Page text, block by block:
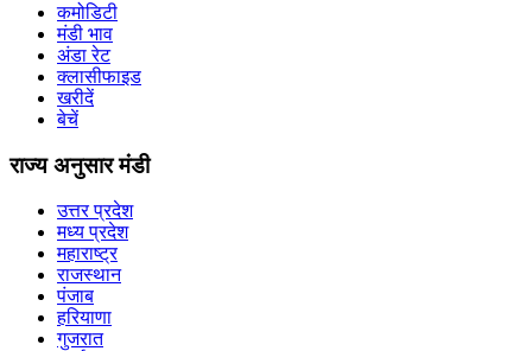
कमोडिटी
मंडी भाव
अंडा रेट
क्लासीफाइड
खरीदें
बेचें
राज्य अनुसार मंडी
उत्तर प्रदेश
मध्य प्रदेश
महाराष्ट्र
राजस्थान
पंजाब
हरियाणा
गुजरात